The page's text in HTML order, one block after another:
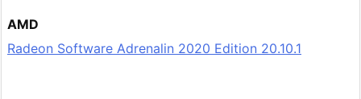
AMD
Radeon Software Adrenalin 2020 Edition 20.10.1